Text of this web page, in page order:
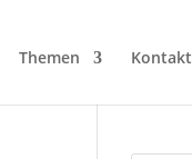
Themen Kontakt